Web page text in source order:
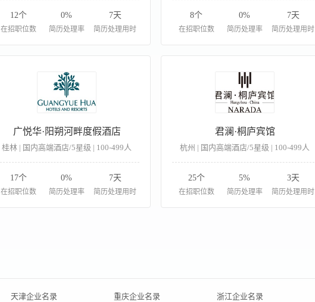
12个
在招职位数
0%
简历处理率
7天
简历处理用时
8个
在招职位数
0%
简历处理率
7天
简历处理用时
广悦华·阳朔河畔度假酒店
桂林 | 国内高端酒店/5星级 | 100-499人
17个
在招职位数
0%
简历处理率
7天
简历处理用时
君澜·桐庐宾馆
杭州 | 国内高端酒店/5星级 | 100-499人
25个
在招职位数
5%
简历处理率
3天
简历处理用时
天津企业名录 重庆企业名录 浙江企业名录